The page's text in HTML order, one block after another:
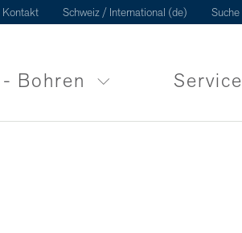
Kontakt Schweiz / International (de) Suche
Bohren Service